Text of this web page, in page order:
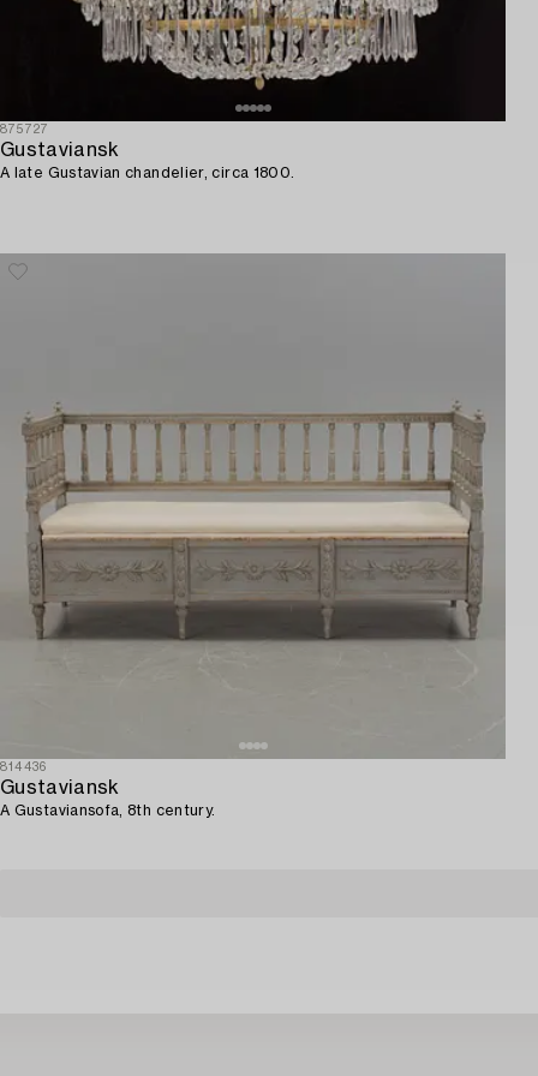
875727
Gustaviansk
A late Gustavian chandelier, circa 1800.
814436
Gustaviansk
A Gustaviansofa, 8th century.